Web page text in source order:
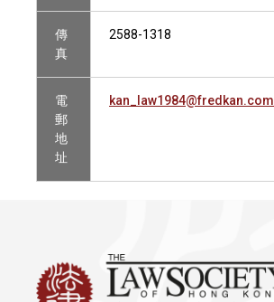
傳
真
2588-1318
電
郵
地
址
kan_law1984@fredkan.com